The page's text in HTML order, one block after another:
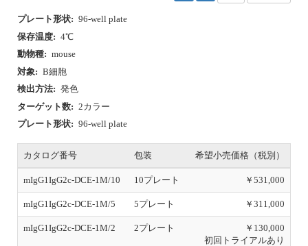
プレート形状: 96-well plate
保存温度: 4℃
動物種: mouse
対象: B細胞
検出方法: 発色
ターゲット数: 2カラー
プレート形状: 96-well plate
カタログ番号 包装 希望小売価格（税別）
mIgG1IgG2c-DCE-1M/10 10プレート ￥531,000
mIgG1IgG2c-DCE-1M/5 5プレート ￥311,000
mIgG1IgG2c-DCE-1M/2 2プレート
￥130,000
初回トライアルあり